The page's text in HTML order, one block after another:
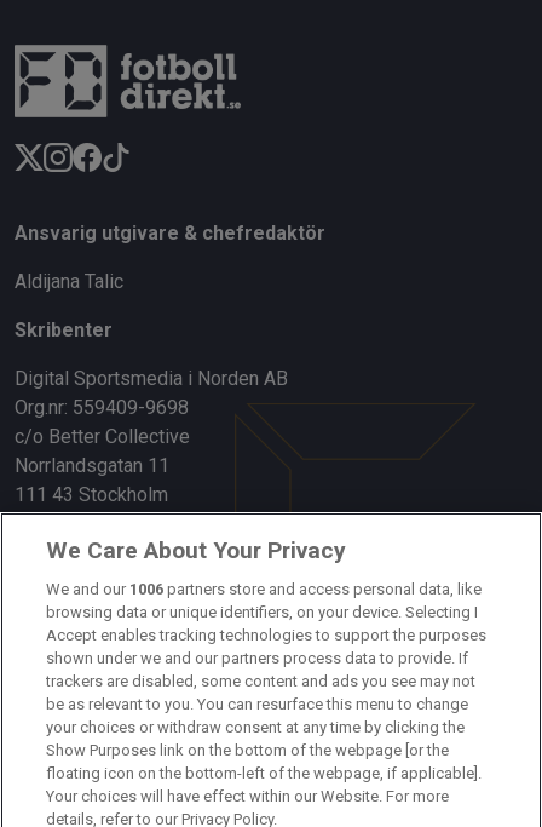
Ansvarig utgivare & chefredaktör
Aldijana Talic
Skribenter
Digital Sportsmedia i Norden AB
Org.nr: 559409-9698
c/o Better Collective
Norrlandsgatan 11
111 43 Stockholm
Länkar
Om oss
Kontakta oss
Kundtjänst
Sponsor: Rekatochklart
Annonsera på Fotbolldirekt
We Care About Your Privacy
We and our 1006 partners store and access personal data, like
browsing data or unique identifiers, on your device. Selecting I
Accept enables tracking technologies to support the purposes
shown under we and our partners process data to provide. If
trackers are disabled, some content and ads you see may not
be as relevant to you. You can resurface this menu to change
your choices or withdraw consent at any time by clicking the
Show Purposes link on the bottom of the webpage [or the
floating icon on the bottom-left of the webpage, if applicable].
Your choices will have effect within our Website. For more
details, refer to our Privacy Policy.